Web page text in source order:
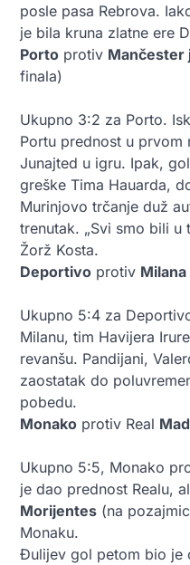
posle pasa Rebrova.
je bila kruna zlatne ere
Porto protiv Mančester
finala)
Ukupno 3:2 za Porto.
Portu prednost u prvom
Junajted u igru. Ipak,
greške Tima Hauarda,
Murinjovo trčanje duž
trenutak. „Svi smo bili u
Žorž Kosta.
Deportivo protiv Milana
Ukupno 5:4 za
Milanu, tim Havijera
revanšu. Pandijani,
zaostatak do
pobedu.
Monako protiv Real
Ukupno 5:5, Monako
je dao prednost Realu,
Morijentes (na
Monaku.
Đulijev gol petom bio je